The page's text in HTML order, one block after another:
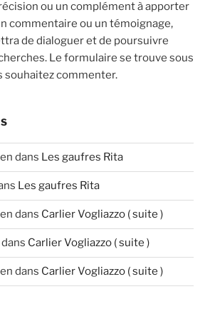
ou un complément à apporter
commentaire ou un témoignage,
de dialoguer et de poursuivre
Le formulaire se trouve sous
souhaitez commenter.
dans Les gaufres Rita
Les gaufres Rita
dans Carlier Vogliazzo ( suite )
dans Carlier Vogliazzo ( suite )
dans Carlier Vogliazzo ( suite )